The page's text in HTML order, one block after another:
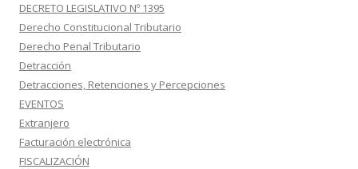
DECRETO LEGISLATIVO Nº 1395
Derecho Constitucional Tributario
Derecho Penal Tributario
Detracción
Detracciones, Retenciones y Percepciones
EVENTOS
Extranjero
Facturación electrónica
FISCALIZACIÓN